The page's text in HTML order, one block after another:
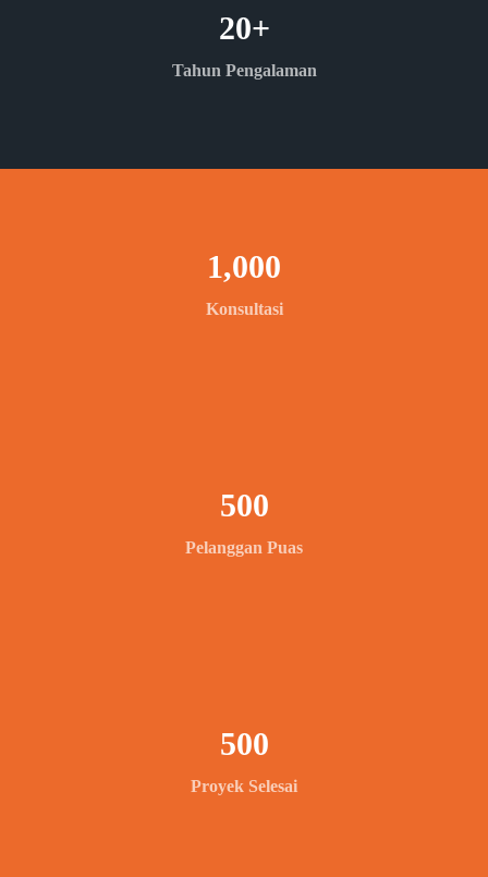
Tahun Pengalaman
20+
Konsultasi
1,000
Pelanggan Puas
500
Proyek Selesai
500